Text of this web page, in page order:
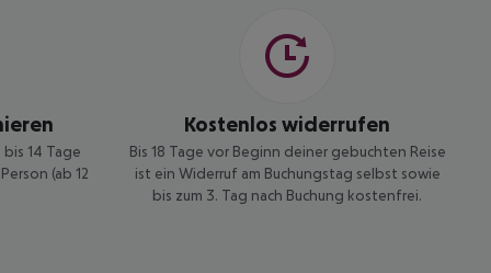
bis 14 Tage
(ab 12
Kostenlos widerrufen
Bis 18 Tage vor Beginn deiner gebuchten Reise
ist ein Widerruf am Buchungstag selbst sowie
bis zum 3. Tag nach Buchung kostenfrei.